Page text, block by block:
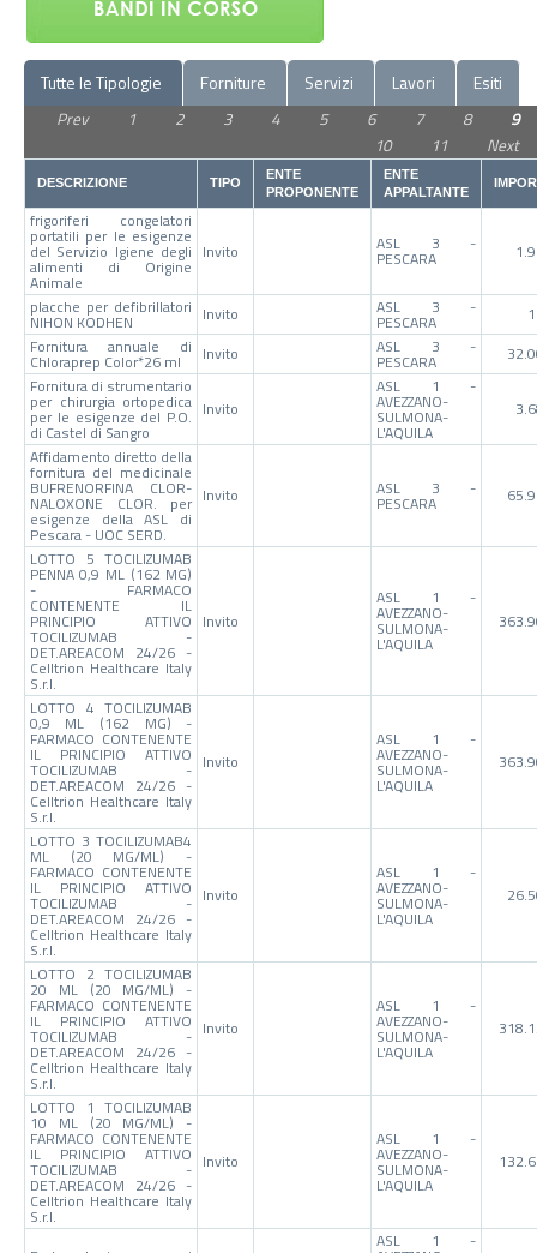
Tutte le Tipologie Forniture Servizi Lavori Esiti
Prev 1 2 3 4 5 6 7 8
9
10
11 Next
DESCRIZIONE TIPO
ENTE
PROPONENTE
ENTE
APPALTANTE
frigoriferi congelatori
portatili per le esigenze
del Servizio Igiene degli
alimenti di Origine
Animale
Invito ASL 3 -
PESCARA
placche per defibrillatori
NIHON KODHEN Invito ASL 3 -
PESCARA
Fornitura annuale di
Chloraprep Color*26 ml Invito ASL 3 -
PESCARA
Fornitura di strumentario
per chirurgia ortopedica
per le esigenze del P.O.
di Castel di Sangro
Invito
ASL 1 -
AVEZZANO-
SULMONA-
L'AQUILA
Affidamento diretto della
fornitura del medicinale
BUFRENORFINA CLOR-
NALOXONE CLOR. per
esigenze della ASL di
Pescara - UOC SERD.
Invito ASL 3 -
PESCARA
LOTTO 5 TOCILIZUMAB
PENNA 0,9 ML (162 MG)
- FARMACO
CONTENENTE IL
PRINCIPIO ATTIVO
TOCILIZUMAB -
DET.AREACOM 24/26 -
Celltrion Healthcare Italy
S.r.l.
Invito
ASL 1 -
AVEZZANO-
SULMONA-
L'AQUILA
LOTTO 4 TOCILIZUMAB
0,9 ML (162 MG) -
FARMACO CONTENENTE
IL PRINCIPIO ATTIVO
TOCILIZUMAB -
DET.AREACOM 24/26 -
Celltrion Healthcare Italy
S.r.l.
Invito
ASL 1 -
AVEZZANO-
SULMONA-
L'AQUILA
LOTTO 3 TOCILIZUMAB4
ML (20 MG/ML) -
FARMACO CONTENENTE
IL PRINCIPIO ATTIVO
TOCILIZUMAB -
DET.AREACOM 24/26 -
Celltrion Healthcare Italy
S.r.l.
Invito
ASL 1 -
AVEZZANO-
SULMONA-
L'AQUILA
LOTTO 2 TOCILIZUMAB
20 ML (20 MG/ML) -
FARMACO CONTENENTE
IL PRINCIPIO ATTIVO
TOCILIZUMAB -
DET.AREACOM 24/26 -
Celltrion Healthcare Italy
S.r.l.
Invito
ASL 1 -
AVEZZANO-
SULMONA-
L'AQUILA
LOTTO 1 TOCILIZUMAB
10 ML (20 MG/ML) -
FARMACO CONTENENTE
IL PRINCIPIO ATTIVO
TOCILIZUMAB -
DET.AREACOM 24/26 -
Celltrion Healthcare Italy
S.r.l.
Invito
ASL 1 -
AVEZZANO-
SULMONA-
L'AQUILA
ASL 1 -